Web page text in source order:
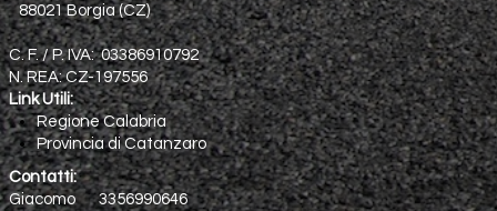
88021 Borgia (CZ)
C. F. / P. IVA: 03386910792
N. REA: CZ-197556
Link Utili:
Regione Calabria
Provincia di Catanzaro
Contatti:
Giacomo 3356990646